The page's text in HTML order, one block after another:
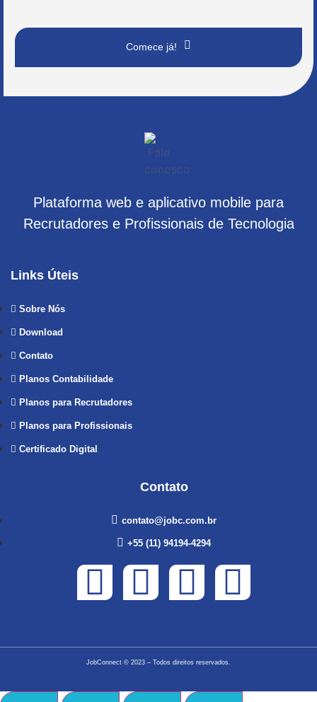
Comece já!
Plataforma web e aplicativo mobile para
Recrutadores e Profissionais de Tecnologia
Links Úteis
Sobre Nós
Download
Contato
Planos Contabilidade
Planos para Recrutadores
Planos para Profissionais
Certificado Digital
Contato
contato@jobc.com.br
+55 (11) 94194-4294
JobConnect © 2023 – Todos direitos reservados.